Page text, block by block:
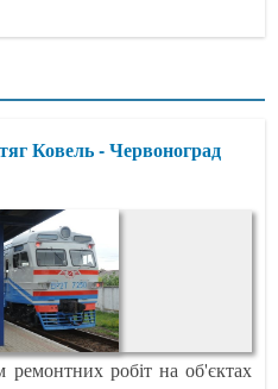
Ковель - Червоноград
робіт на об'єктах